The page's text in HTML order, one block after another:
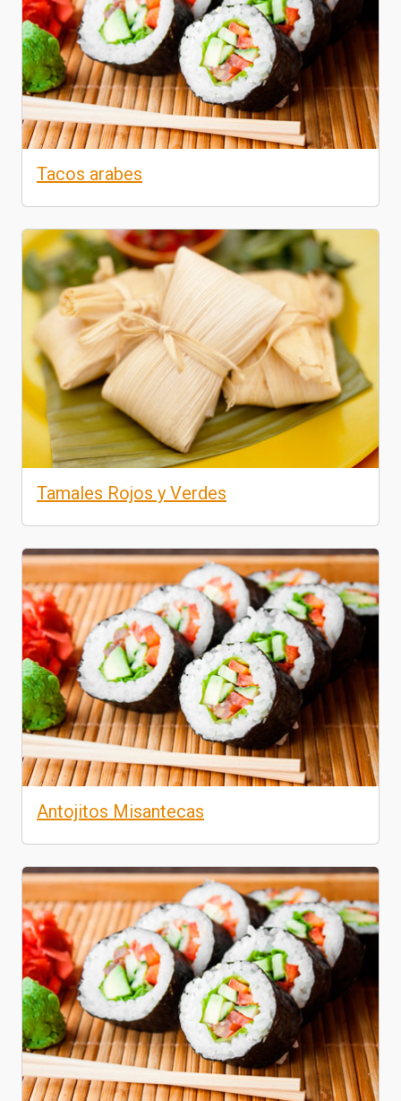
Tacos arabes
Tamales Rojos y Verdes
Antojitos Misantecas